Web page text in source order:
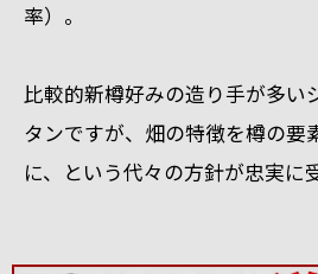
率）。
比較的新樽好みの造り手が多い
タンですが、畑の特徴を樽の要
に、という代々の方針が忠実に